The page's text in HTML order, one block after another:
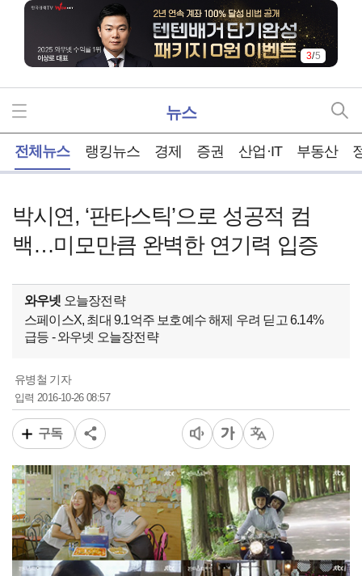
4/5
뉴스
전체뉴스 랭킹뉴스 경제 증권 산업·IT 부동산
박시연, ‘판타스틱’으로 성공적 컴
백…미모만큼 완벽한 연기력 입증
와우넷 오늘장전략
스페이스X, 최대 9.1억주 보호예수 해제 우려 딛고 6.14%
급등 - 와우넷 오늘장전략
유병철 기자
입력2016-10-26 08:57
구독